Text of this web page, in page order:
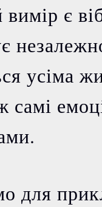
є
усіма
самі
для